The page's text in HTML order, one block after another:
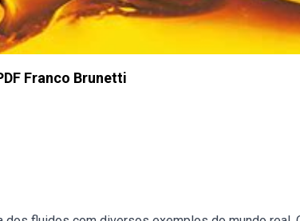
Franco Brunetti